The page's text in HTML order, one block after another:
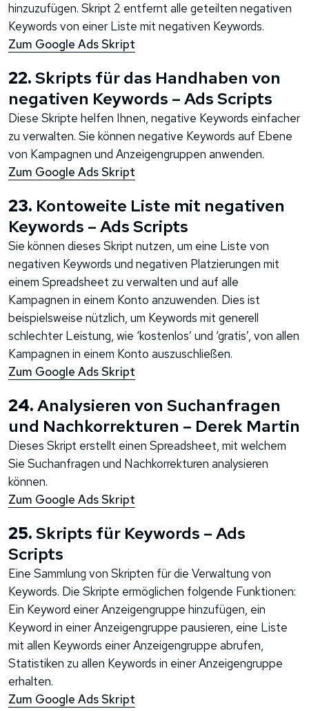
hinzuzufügen. Skript 2 entfernt alle geteilten negativen
Keywords von einer Liste mit negativen Keywords.
Zum Google Ads Skript
22.Skripts für das Handhaben von
negativen Keywords – Ads Scripts
Diese Skripte helfen Ihnen, negative Keywords einfacher
zu verwalten. Sie können negative Keywords auf Ebene
von Kampagnen und Anzeigengruppen anwenden.
Zum Google Ads Skript
23. Kontoweite Liste mit negativen
Keywords – Ads Scripts
Sie können dieses Skript nutzen, um eine Liste von
negativen Keywords und negativen Platzierungen mit
einem Spreadsheet zu verwalten und auf alle
Kampagnen in einem Konto anzuwenden. Dies ist
beispielsweise nützlich, um Keywords mit generell
schlechter Leistung, wie ‘kostenlos’ und ‘gratis’, von allen
Kampagnen in einem Konto auszuschließen.
Zum Google Ads Skript
24.Analysieren von Suchanfragen
und Nachkorrekturen – Derek Martin
Dieses Skript erstellt einen Spreadsheet, mit welchem
Sie Suchanfragen und Nachkorrekturen analysieren
können.
Zum Google Ads Skript
25.Skripts für Keywords – Ads
Scripts
Eine Sammlung von Skripten für die Verwaltung von
Keywords. Die Skripte ermöglichen folgende Funktionen:
Ein Keyword einer Anzeigengruppe hinzufügen, ein
Keyword in einer Anzeigengruppe pausieren, eine Liste
mit allen Keywords einer Anzeigengruppe abrufen,
Statistiken zu allen Keywords in einer Anzeigengruppe
erhalten.
Zum Google Ads Skript